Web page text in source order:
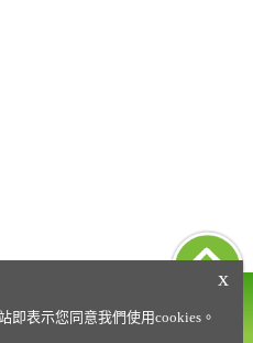
x
即表示您同意我們使用cookies。